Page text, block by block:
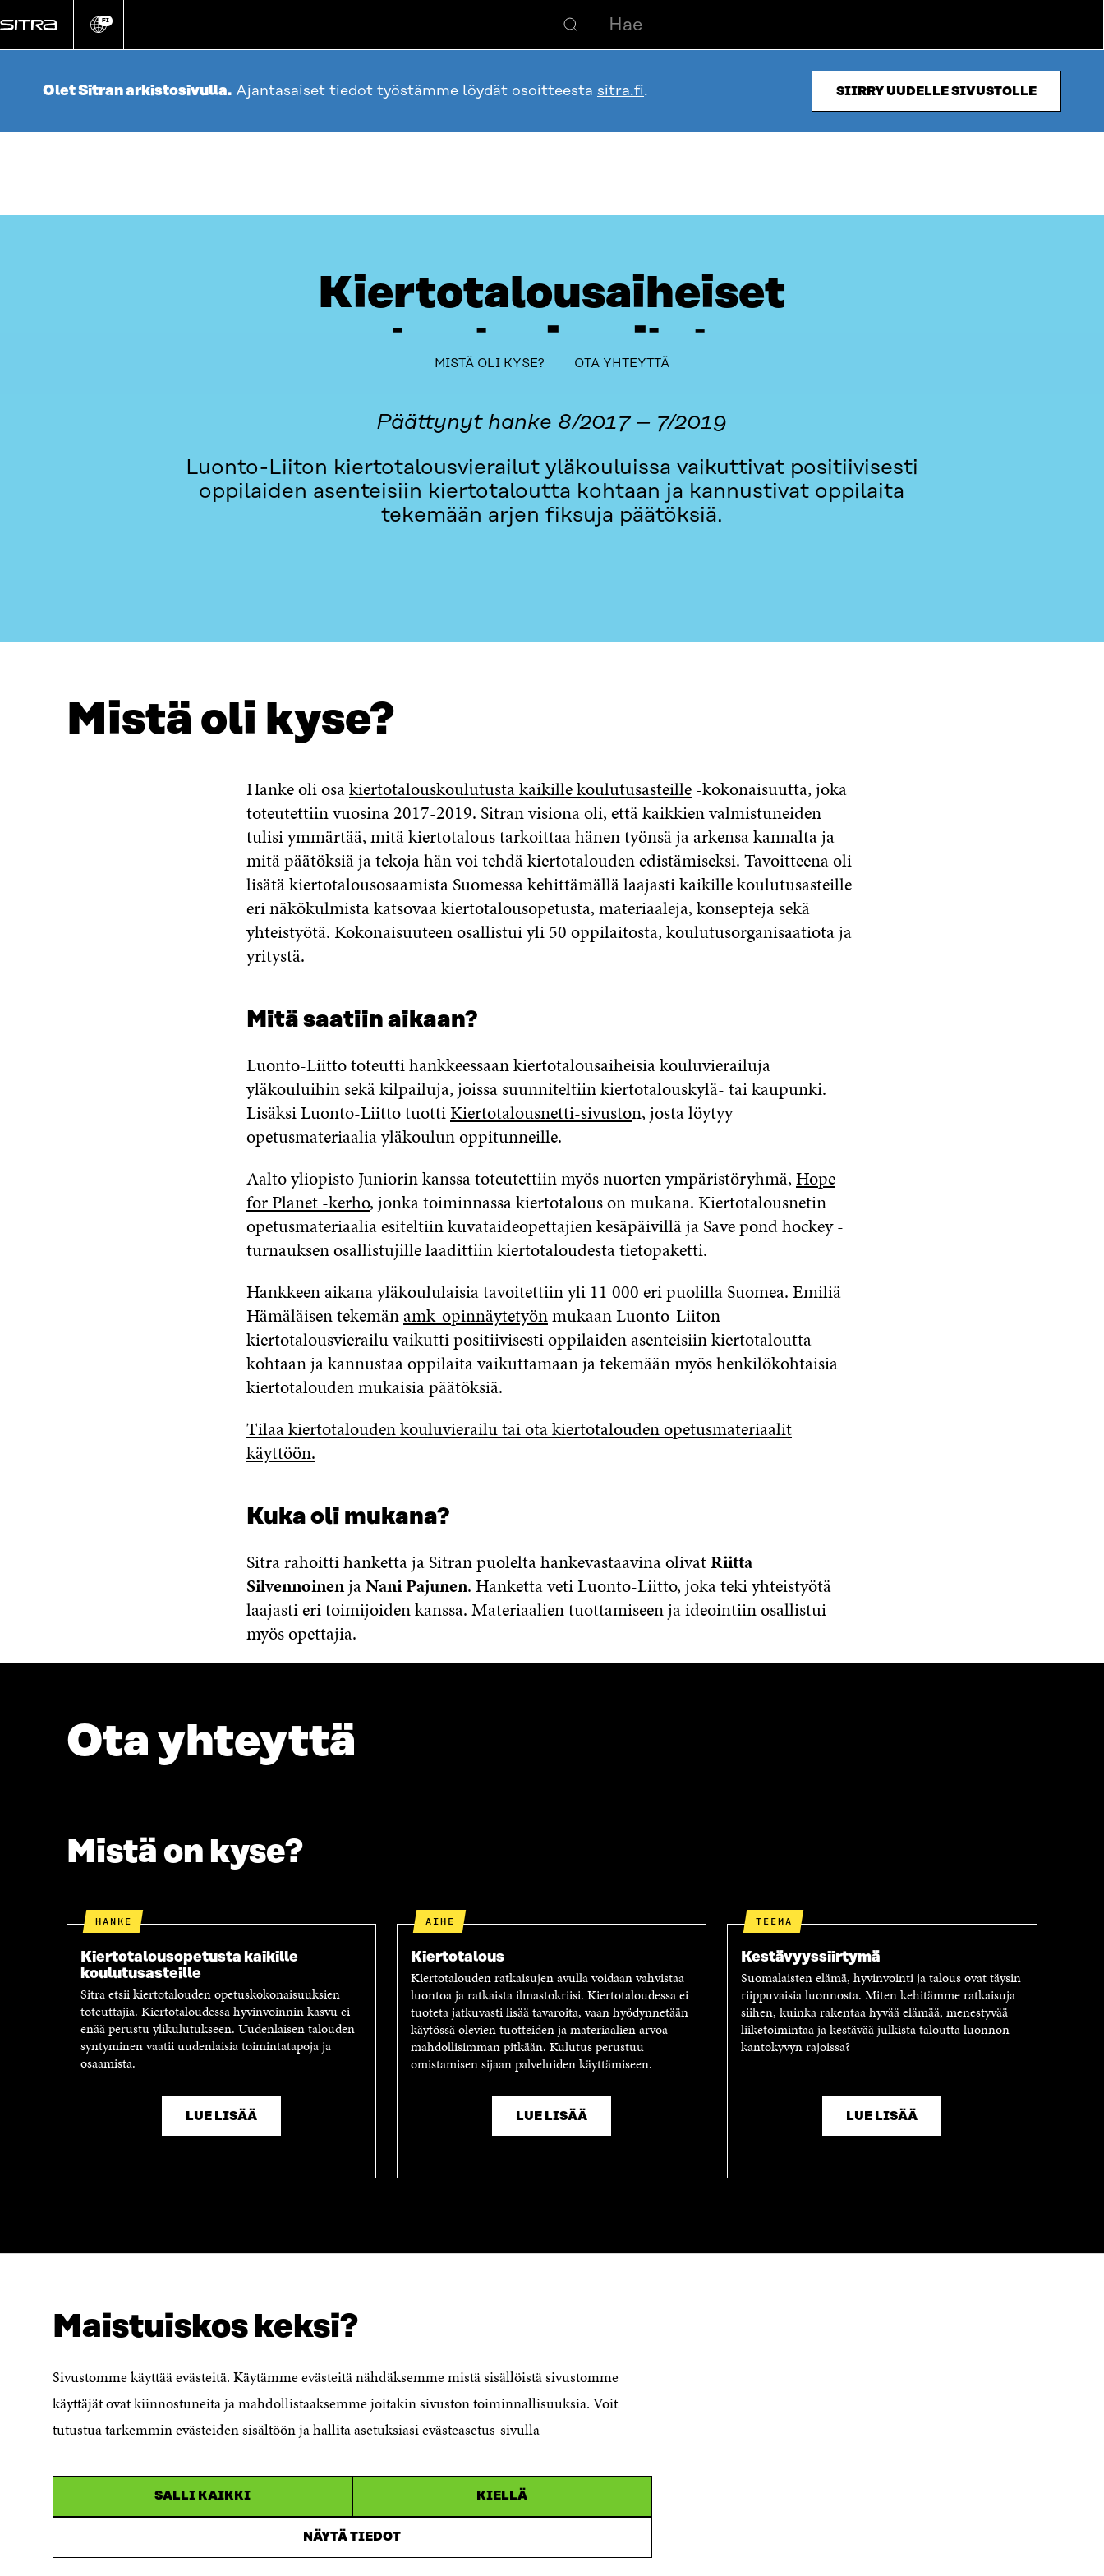
Maistuiskos keksi?
Sivustomme käyttää evästeitä. Käytämme evästeitä nähdäksemme mistä sisällöistä sivustomme
käyttäjät ovat kiinnostuneita ja mahdollistaaksemme joitakin sivuston toiminnallisuuksia. Voit
tutustua tarkemmin evästeiden sisältöön ja hallita asetuksiasi evästeasetus-sivulla
SALLI KAIKKI KIELLÄ
NÄYTÄ TIEDOT
suoraan
Vaihda
kieli
FI
Olet Sitran arkistosivulla. Ajantasaiset tiedot työstämme löydät osoitteesta sitra.fi. SIIRRY UUDELLE SIVUSTOLLE
Kiertotalousaiheiset
kouluvierailut
Päättynyt hanke 8/2017 – 7/2019
Luonto-Liiton kiertotalousvierailut yläkouluissa vaikuttivat positiivisesti
oppilaiden asenteisiin kiertotaloutta kohtaan ja kannustivat oppilaita
tekemään arjen fiksuja päätöksiä.
table_of_contents
MISTÄ OLI KYSE? OTA YHTEYTTÄ
Mistä oli kyse?
Hanke oli osakiertotalouskoulutusta kaikille koulutusasteille-kokonaisuutta, joka
toteutettiin vuosina 2017-2019. Sitran visiona oli, että kaikkien valmistuneiden
tulisi ymmärtää, mitä kiertotalous tarkoittaa hänen työnsä ja arkensa kannalta ja
mitä päätöksiä ja tekoja hän voi tehdä kiertotalouden edistämiseksi. Tavoitteena oli
lisätä kiertotalousosaamista Suomessa kehittämällä laajasti kaikille koulutusasteille
eri näkökulmista katsovaa kiertotalousopetusta, materiaaleja, konsepteja sekä
yhteistyötä. Kokonaisuuteen osallistui yli 50 oppilaitosta, koulutusorganisaatiota ja
yritystä.
Mitä saatiin aikaan?
Luonto-Liitto toteutti hankkeessaan kiertotalousaiheisia kouluvierailuja
yläkouluihin sekä kilpailuja, joissa suunniteltiin kiertotalouskylä- tai kaupunki.
Lisäksi Luonto-Liitto tuottiKiertotalousnetti-sivuston, josta löytyy
opetusmateriaalia yläkoulun oppitunneille.
Aalto yliopisto Juniorin kanssa toteutettiin myös nuorten ympäristöryhmä,Hope
for Planet -kerho, jonka toiminnassa kiertotalous on mukana. Kiertotalousnetin
opetusmateriaalia esiteltiin kuvataideopettajien kesäpäivillä ja Save pond hockey -
turnauksen osallistujille laadittiin kiertotaloudesta tietopaketti.
Hankkeen aikana yläkoululaisia tavoitettiin yli 11 000 eri puolilla Suomea. Emiliä
Hämäläisen tekemänamk-opinnäytetyönmukaan Luonto-Liiton
kiertotalousvierailu vaikutti positiivisesti oppilaiden asenteisiin kiertotaloutta
kohtaan ja kannustaa oppilaita vaikuttamaan ja tekemään myös henkilökohtaisia
kiertotalouden mukaisia päätöksiä.
Tilaa kiertotalouden kouluvierailu tai ota kiertotalouden opetusmateriaalit
käyttöön.
Kuka oli mukana?
Sitra rahoitti hanketta ja Sitran puolelta hankevastaavina olivatRiitta
SilvennoinenjaNani Pajunen. Hanketta veti Luonto-Liitto, joka teki yhteistyötä
laajasti eri toimijoiden kanssa. Materiaalien tuottamiseen ja ideointiin osallistui
myös opettajia.
Ota yhteyttä
Mistä on kyse?
HANKE
Kiertotalousopetusta kaikille
koulutusasteille
Sitra etsii kiertotalouden opetuskokonaisuuksien
toteuttajia. Kiertotaloudessa hyvinvoinnin kasvu ei
enää perustu ylikulutukseen. Uudenlaisen talouden
syntyminen vaatii uudenlaisia toimintatapoja ja
osaamista.
LUE LISÄÄ
AIHE
Kiertotalous
Kiertotalouden ratkaisujen avulla voidaan vahvistaa
luontoa ja ratkaista ilmastokriisi. Kiertotaloudessa ei
tuoteta jatkuvasti lisää tavaroita, vaan hyödynnetään
käytössä olevien tuotteiden ja materiaalien arvoa
mahdollisimman pitkään. Kulutus perustuu
omistamisen sijaan palveluiden käyttämiseen.
LUE LISÄÄ
TEEMA
Kestävyyssiirtymä
Suomalaisten elämä, hyvinvointi ja talous ovat täysin
riippuvaisia luonnosta. Miten kehitämme ratkaisuja
siihen, kuinka rakentaa hyvää elämää, menestyvää
liiketoimintaa ja kestävää julkista taloutta luonnon
kantokyvyn rajoissa?
LUE LISÄÄ
Evästeasetukset
Ilmoituskanava
Saavutettavuusseloste
verkkopalvelut
Sitra
Itämerenkatu 11-13, PL 160,
00181 Helsinki
Sähköpostiosoite